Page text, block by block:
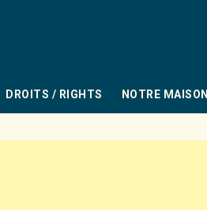
DROITS / RIGHTS NOTRE MAISON